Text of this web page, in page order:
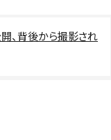
、背後から撮影され